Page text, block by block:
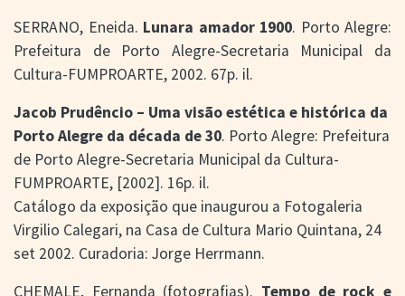
SERRANO, Eneida. Lunara amador 1900. Porto Alegre:
Prefeitura de Porto Alegre-Secretaria Municipal da
Cultura-FUMPROARTE, 2002. 67p. il.
Jacob Prudêncio – Uma visão estética e histórica da
Porto Alegre da década de 30. Porto Alegre: Prefeitura
de Porto Alegre-Secretaria Municipal da Cultura-
FUMPROARTE, [2002]. 16p. il.
Catálogo da exposição que inaugurou a Fotogaleria
Virgilio Calegari, na Casa de Cultura Mario Quintana, 24
set 2002. Curadoria: Jorge Herrmann.
CHEMALE, Fernanda (fotografias). Tempo de rock e